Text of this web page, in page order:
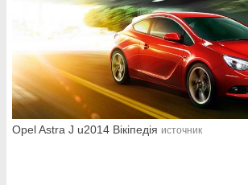
Opel Astra J u2014 Вікіпедія источник